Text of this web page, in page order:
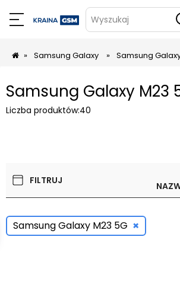
Wyszukaj
» Samsung Galaxy » Samsung
Samsung Galaxy M23
Liczba produktów:40
FILTRUJ
Samsung Galaxy M23 5G ×